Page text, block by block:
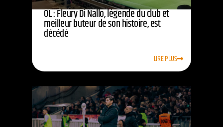
OL : Fleury Di Nallo, légende du club et
meilleur buteur de son histoire, est
décédé
LIRE PLUS